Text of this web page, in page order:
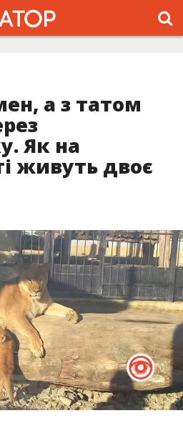
а з татом
Як на
живуть двоє